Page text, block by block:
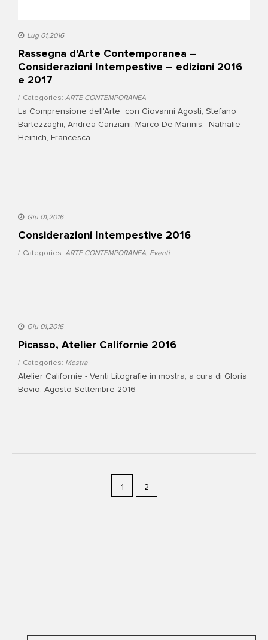
Lug 01,2016
Rassegna d’Arte Contemporanea –
Considerazioni Intempestive – edizioni 2016
e 2017
Categories: ARTE CONTEMPORANEA
La Comprensione dell'Arte con Giovanni Agosti, Stefano
Bartezzaghi, Andrea Canziani, Marco De Marinis, Nathalie
Heinich, Francesca ...
Giu 01,2016
Considerazioni Intempestive 2016
Categories: ARTE CONTEMPORANEA, Eventi
Giu 01,2016
Picasso, Atelier Californie 2016
Categories: Mostra
Atelier Californie - Venti Litografie in mostra, a cura di Gloria
Bovio. Agosto-Settembre 2016
1 2